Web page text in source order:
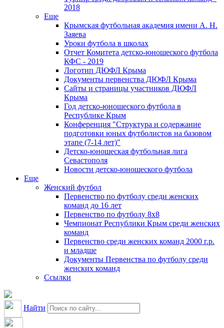
2018
Еще
Крымская футбольная академия имени А. Н.
Заяева
Уроки футбола в школах
Отчет Комитета детско-юношеского футбола
КФС - 2019
Логотип ДЮФЛ Крыма
Документы первенства ДЮФЛ Крыма
Сайты и страницы участников ДЮФЛ
Крыма
Год детско-юношеского футбола в
Республике Крым
Конференция "Структура и содержание
подготовки юных футболистов на базовом
этапе (7-14 лет)"
Детско-юношеская футбольная лига
Севастополя
Новости детско-юношеского футбола
Еще
Женский футбол
Первенство по футболу среди женских
команд до 16 лет
Первенство по футболу 8х8
Чемпионат Республики Крым среди женских
команд
Первенство среди женских команд 2000 г.р.
и младше
Документы Первенства по футболу среди
женских команд
Ссылки
Найти